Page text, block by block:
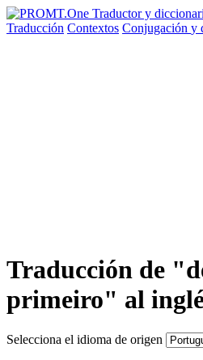
Traducción Contextos Conjugación y
Traducción de
primeiro" al
Selecciona el idioma de origen